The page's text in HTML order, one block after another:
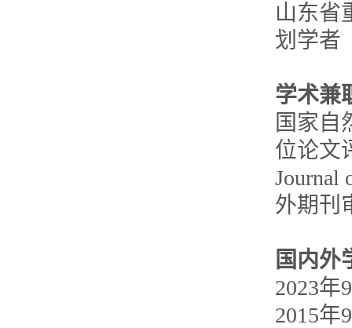
山东省
划学者
学术兼
国家自
位论文
Journal
外期刊
国内外
2023年
2015年